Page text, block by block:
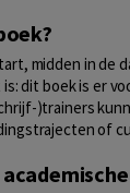
midden in de
dit boek is er
)trainers
of